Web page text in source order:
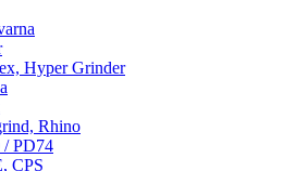
Hyper Grinder
Rhino
/ PD74
CPS